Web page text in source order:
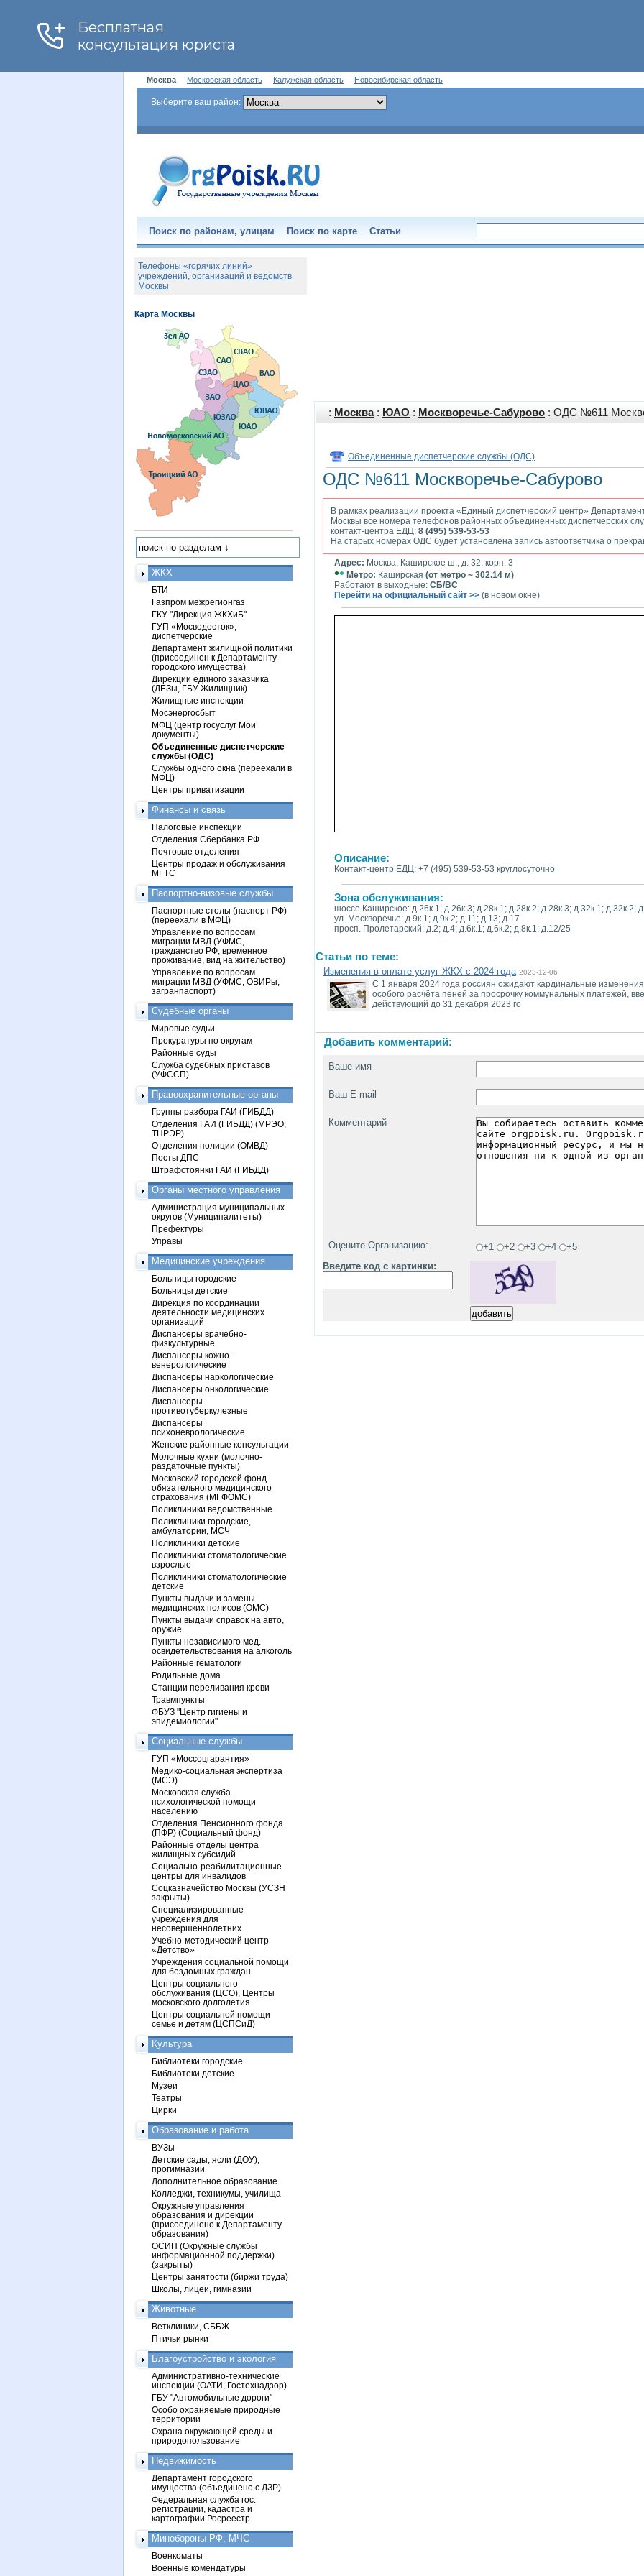
Москва Московская область Калужская область Новосибирская область
Выберите ваш район:
Поиск по районам, улицам Поиск по карте Статьи
: Москва: ЮАО : Москворечье-Сабурово : ОДС №611
Объединенные диспетчерские службы (ОДС)
ОДС №611 Москворечье-Сабурово
В рамках реализации проекта «Единый диспетчерский центр»
Москвы все номера телефонов районных объединенных диспетчерских
контакт-центра ЕДЦ: 8 (495) 539-53-53
На старых номерах ОДС будет установлена запись автоответчика о
Адрес: Москва, Каширское ш., д. 32, корп. 3
•• Метро: Каширская (от метро ~ 302.14 м)
Работают в выходные: СБ/ВС
Перейти на официальный сайт >> (в новом окне)
Описание:
Контакт-центр ЕДЦ: +7 (495) 539-53-53 круглосуточно
Зона обслуживания:
шоссе Каширское: д.26к.1; д.26к.3; д.28к.1; д.28к.2; д.28к.3; д.32к.1; д.32к.2;
ул. Москворечье: д.9к.1; д.9к.2; д.11; д.13; д.17
просп. Пролетарский: д.2; д.4; д.6к.1; д.6к.2; д.8к.1; д.12/25
Статьи по теме:
Изменения в оплате услуг ЖКХ с 2024 года 2023-12-06
С 1 января 2024 года россиян ожидают кардинальные
особого расчёта пеней за просрочку коммунальных платежей,
действующий до 31 декабря 2023 го
Добавить комментарий:
Ваше имя
Ваш E-mail
Комментарий
Оцените Организацию: +1 +2 +3 +4
+5
Введите код с картинки:
Телефоны «горячих линий»
учреждений, организаций и ведомств
Москвы
ЖКХ
БТИ
Газпром межрегионгаз
ГКУ "Дирекция ЖКХиБ"
ГУП «Мосводосток»,
диспетчерские
Департамент жилищной политики
(присоединен к Департаменту
городского имущества)
Дирекции единого заказчика
(ДЕЗы, ГБУ Жилищник)
Жилищные инспекции
Мосэнергосбыт
МФЦ (центр госуслуг Мои
документы)
Объединенные диспетчерские
службы (ОДС)
Службы одного окна (переехали в
МФЦ)
Центры приватизации
Финансы и связь
Налоговые инспекции
Отделения Сбербанка РФ
Почтовые отделения
Центры продаж и обслуживания
МГТС
Паспортно-визовые службы
Паспортные столы (паспорт РФ)
(переехали в МФЦ)
Управление по вопросам
миграции МВД (УФМС,
гражданство РФ, временное
проживание, вид на жительство)
Управление по вопросам
миграции МВД (УФМС, ОВИРы,
загранпаспорт)
Судебные органы
Мировые судьи
Прокуратуры по округам
Районные суды
Служба судебных приставов
(УФССП)
Правоохранительные органы
Группы разбора ГАИ (ГИБДД)
Отделения ГАИ (ГИБДД) (МРЭО,
ТНРЭР)
Отделения полиции (ОМВД)
Посты ДПС
Штрафстоянки ГАИ (ГИБДД)
Органы местного управления
Администрация муниципальных
округов (Муниципалитеты)
Префектуры
Управы
Медицинские учреждения
Больницы городские
Больницы детские
Дирекция по координации
деятельности медицинских
организаций
Диспансеры врачебно-
физкультурные
Диспансеры кожно-
венерологические
Диспансеры наркологические
Диспансеры онкологические
Диспансеры
противотуберкулезные
Диспансеры
психоневрологические
Женские районные консультации
Молочные кухни (молочно-
раздаточные пункты)
Московский городской фонд
обязательного медицинского
страхования (МГФОМС)
Поликлиники ведомственные
Поликлиники городские,
амбулатории, МСЧ
Поликлиники детские
Поликлиники стоматологические
взрослые
Поликлиники стоматологические
детские
Пункты выдачи и замены
медицинских полисов (ОМС)
Пункты выдачи справок на авто,
оружие
Пункты независимого мед.
освидетельствования на алкоголь
Районные гематологи
Родильные дома
Станции переливания крови
Травмпункты
ФБУЗ "Центр гигиены и
эпидемиологии"
Социальные службы
ГУП «Моссоцгарантия»
Медико-социальная экспертиза
(МСЭ)
Московская служба
психологической помощи
населению
Отделения Пенсионного фонда
(ПФР) (Социальный фонд)
Районные отделы центра
жилищных субсидий
Социально-реабилитационные
центры для инвалидов
Соцказначейство Москвы (УСЗН
закрыты)
Специализированные
учреждения для
несовершеннолетних
Учебно-методический центр
«Детство»
Учреждения социальной помощи
для бездомных граждан
Центры социального
обслуживания (ЦСО), Центры
московского долголетия
Центры социальной помощи
семье и детям (ЦСПСиД)
Культура
Библиотеки городские
Библиотеки детские
Музеи
Театры
Цирки
Образование и работа
ВУЗы
Детские сады, ясли (ДОУ),
прогимназии
Дополнительное образование
Колледжи, техникумы, училища
Окружные управления
образования и дирекции
(присоединено к Департаменту
образования)
ОСИП (Окружные службы
информационной поддержки)
(закрыты)
Центры занятости (биржи труда)
Школы, лицеи, гимназии
Животные
Ветклиники, СББЖ
Птичьи рынки
Благоустройство и экология
Административно-технические
инспекции (ОАТИ, Гостехнадзор)
ГБУ "Автомобильные дороги"
Особо охраняемые природные
территории
Охрана окружающей среды и
природопользование
Недвижимость
Департамент городского
имущества (объединено с ДЗР)
Федеральная служба гос.
регистрации, кадастра и
картографии Росреестр
Минобороны РФ, МЧС
Военкоматы
Военные комендатуры